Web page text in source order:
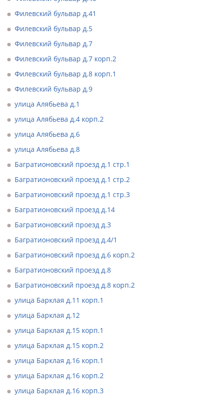
Филевский бульвар д.41
Филевский бульвар д.5
Филевский бульвар д.7
Филевский бульвар д.7 корп.2
Филевский бульвар д.8 корп.1
Филевский бульвар д.9
улица Алябьева д.1
улица Алябьева д.4 корп.2
улица Алябьева д.6
улица Алябьева д.8
Багратионовский проезд д.1 стр.1
Багратионовский проезд д.1 стр.2
Багратионовский проезд д.1 стр.3
Багратионовский проезд д.14
Багратионовский проезд д.3
Багратионовский проезд д.4/1
Багратионовский проезд д.6 корп.2
Багратионовский проезд д.8
Багратионовский проезд д.8 корп.2
улица Барклая д.11 корп.1
улица Барклая д.12
улица Барклая д.15 корп.1
улица Барклая д.15 корп.2
улица Барклая д.16 корп.1
улица Барклая д.16 корп.2
улица Барклая д.16 корп.3